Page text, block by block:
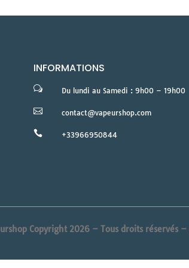
INFORMATIONS
w Du lundi au Samedi : 9h00 – 19h00
 contact@vapeurshop.com
 +33966950844
Copyright 2026 – Tous droits réservés –